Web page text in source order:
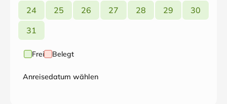
24
25 26 27 28 29
30
31
Frei Belegt
Anreisedatum wählen